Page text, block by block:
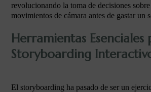
revolucionando la toma de decisiones
movimientos de cámara antes de gastar un
Herramientas Esenciales
Storyboarding
El storyboarding ha pasado de ser un